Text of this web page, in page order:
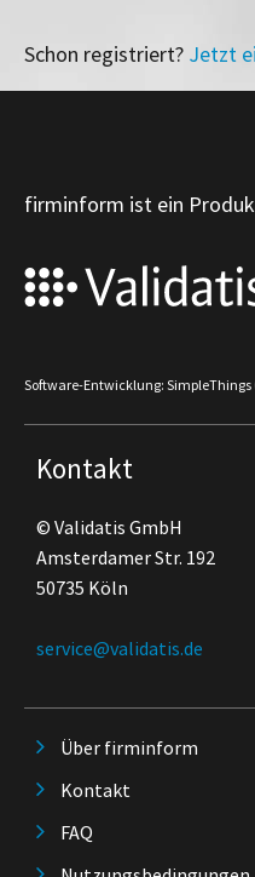
Schon registriert? Jetzt
firminform ist ein
Software-Entwicklung: SimpleThings
Kontakt
© Validatis GmbH
Amsterdamer Str. 192
50735 Köln
service@validatis.de
Über firminform
Kontakt
FAQ